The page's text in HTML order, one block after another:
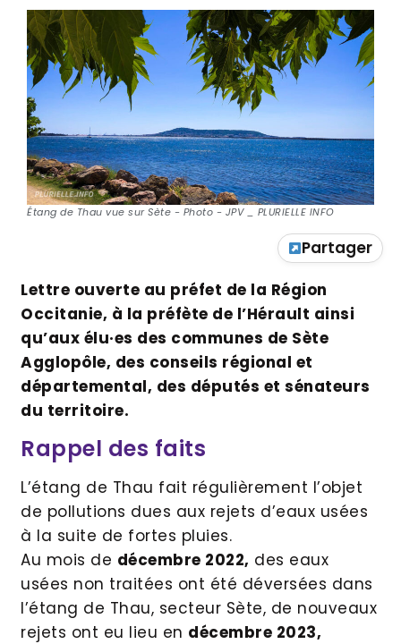
Étang de Thau vue sur Sète - Photo - JPV _ PLURIELLE INFO
Partager
Lettre ouverte au préfet de la Région
Occitanie, à la préfète de l’Hérault ainsi
qu’aux élu·es des communes de Sète
Agglopôle, des conseils régional et
départemental, des députés et sénateurs
du territoire.
Rappel des faits
L’étang de Thau fait régulièrement l’objet
de pollutions dues aux rejets d’eaux usées
à la suite de fortes pluies.
Au mois de décembre 2022, des eaux
usées non traitées ont été déversées dans
l’étang de Thau, secteur Sète, de nouveaux
rejets ont eu lieu en décembre 2023,